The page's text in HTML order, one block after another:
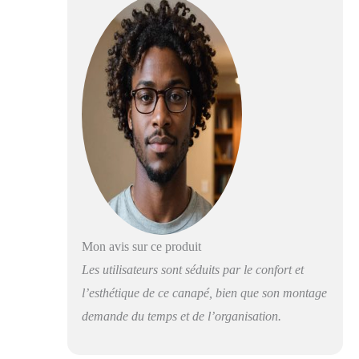
un excellent soutien
du dos et des
lombaires. Il peut
également servir de
canapé-lit pour un
couchage d’appoint
dans différents
agencements
intérieurs
Instructions de
montage détaillées :
Ce canapé d’angle
modulable est livré
transport. Tous les
outils nécessaires,
un manuel illustré
Mon avis sur ce produit
Les utilisateurs sont séduits par le confort et
l’esthétique de ce canapé, bien que son montage
demande du temps et de l’organisation.